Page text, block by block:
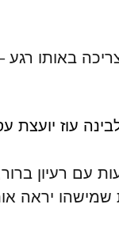
באותו רגע
עם רעיון
יראה